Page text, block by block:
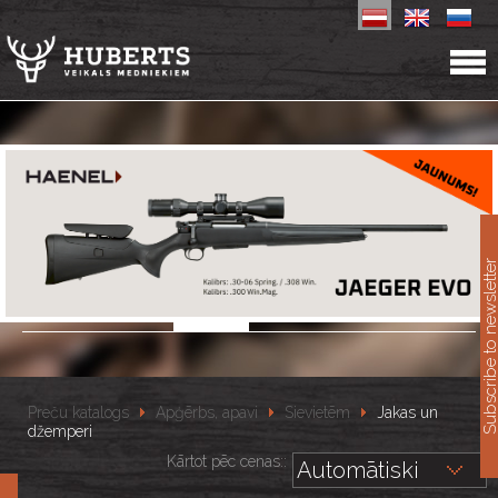
Preču katalogs Apģērbs, apavi Sievietēm
Jakas un
džemperi
Kārtot pēc cenas::
Subscribe